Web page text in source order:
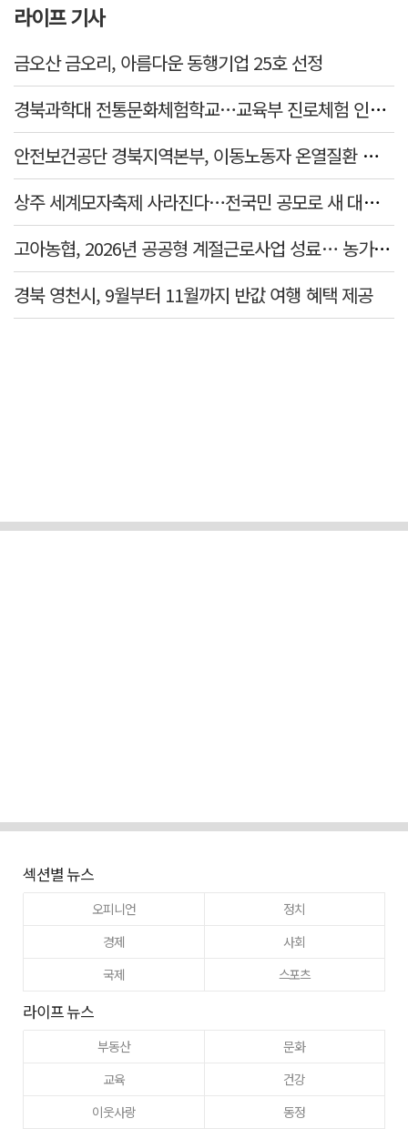
라이프 기사
금오산 금오리, 아름다운 동행기업 25호 선정
경북과학대 전통문화체험학교…교육부 진로체험 인증기관 선정
안전보건공단 경북지역본부, 이동노동자 온열질환 예방 캠페인
상주 세계모자축제 사라진다…전국민 공모로 새 대표축제 발굴 나서
고아농협, 2026년 공공형 계절근로사업 성료… 농가 일손 부족 해소 '효자'
경북 영천시, 9월부터 11월까지 반값 여행 혜택 제공
섹션별 뉴스
오피니언
정치
경제
사회
국제
스포츠
라이프 뉴스
부동산
문화
교육
건강
이웃사랑
동정